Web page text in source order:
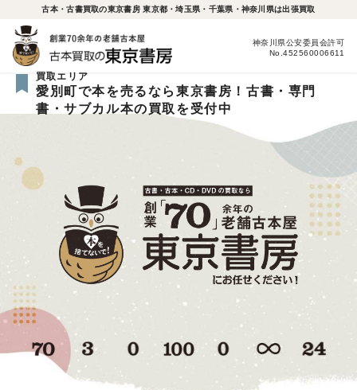
古本・古書買取の東京書房 東京都・埼玉県・千葉県・神奈川県は出張買取
神奈川県公安委員会許可
No.452560006611
買取エリア
愛別町で本を売るなら東京書房！古書・専門
書・サブカル本の買取を受付中